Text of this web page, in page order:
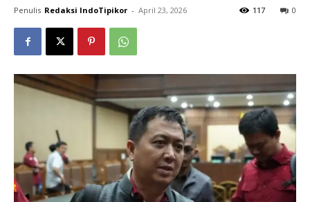
Penulis Redaksi IndoTipikor - April 23, 2026 0
117